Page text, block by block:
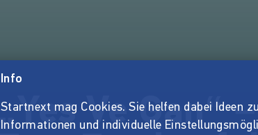
„Yes Ve Gan“
Info
Startnext mag Cookies. Sie helfen dabei Ideen
Informationen und individuelle